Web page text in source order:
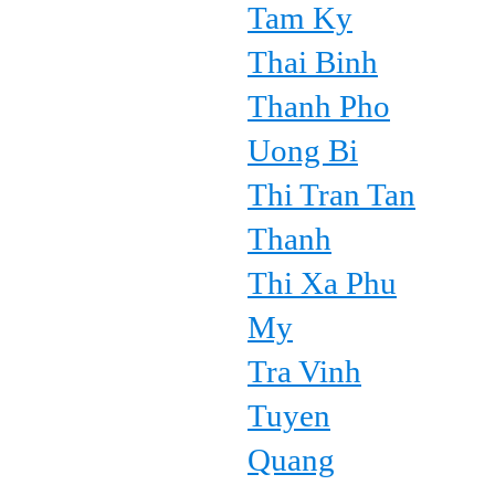
Tam Ky
Thai Binh
Thanh Pho
Uong Bi
Thi Tran Tan
Thanh
Thi Xa Phu
My
Tra Vinh
Tuyen
Quang